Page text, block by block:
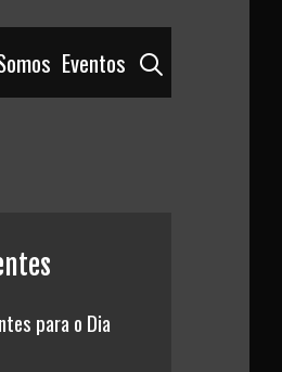
Eventos
para o Dia